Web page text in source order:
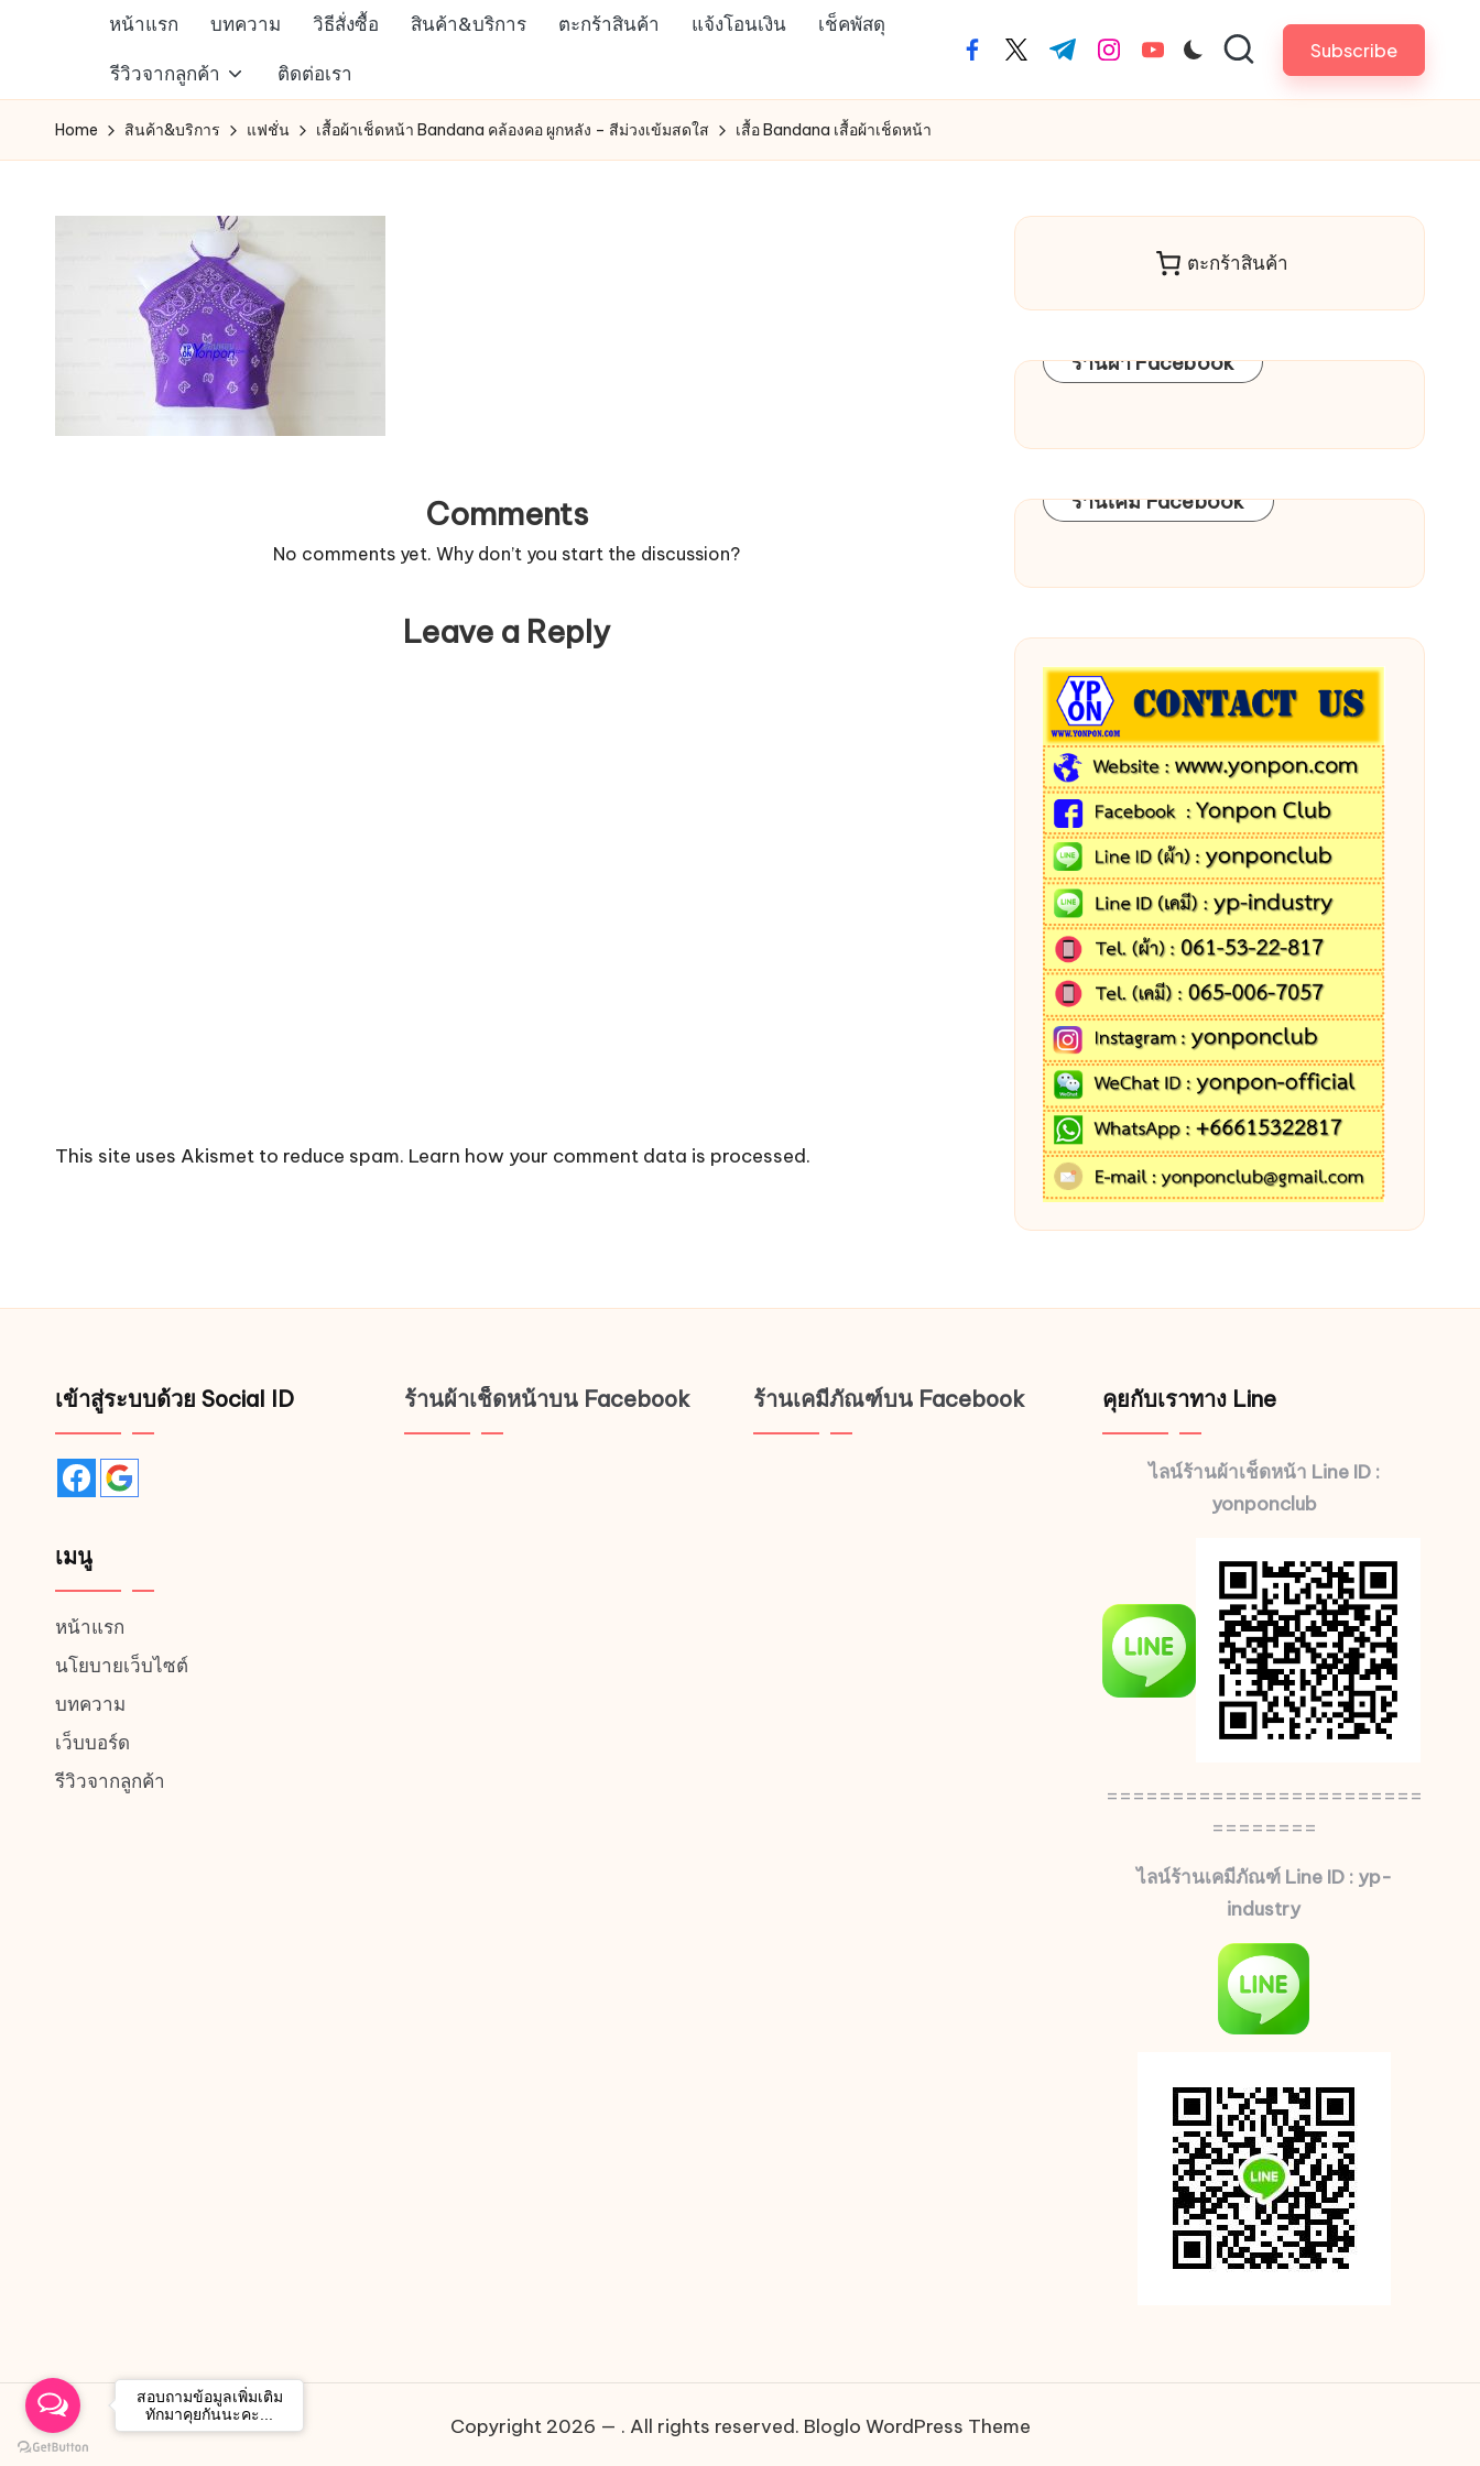
content
สรรพ
สินค้า
ออนไลน์
หน้าแรก บทความ วิธีสั่งซื้อ สินค้า&บริการ ตะกร้าสินค้า แจ้งโอนเงิน เช็คพัสดุ
รีวิวจากลูกค้า ติดต่อเรา
facebook.com
twitter.com
t.me instagram.com
youtube.com Subscribe
Home สินค้า&บริการ แฟชั่น เสื้อผ้าเช็ดหน้า Bandana คล้องคอ ผูกหลัง – สีม่วงเข้มสดใส เสื้อ Bandana เสื้อผ้าเช็ดหน้า
Comments
No comments yet. Why don’t you start the discussion?
Leave a Reply
This site uses Akismet to reduce spam. Learn how your comment data is processed.
ตะกร้าสินค้า
ร้านผ้า Facebook
ร้านเคมี Facebook
เข้าสู่ระบบด้วย Social ID
เมนู
หน้าแรก
นโยบายเว็บไซต์
บทความ
เว็บบอร์ด
รีวิวจากลูกค้า
ร้านผ้าเช็ดหน้าบน Facebook ร้านเคมีภัณฑ์บน Facebook คุยกับเราทาง Line
ไลน์ร้านผ้าเช็ดหน้า Line ID :
yonponclub
========================
========
ไลน์ร้านเคมีภัณฑ์ Line ID : yp-
industry
Copyright 2026 — . All rights reserved. Bloglo WordPress Theme
สอบถามข้อมูลเพิ่มเติม
ทักมาคุยกันนะคะ...